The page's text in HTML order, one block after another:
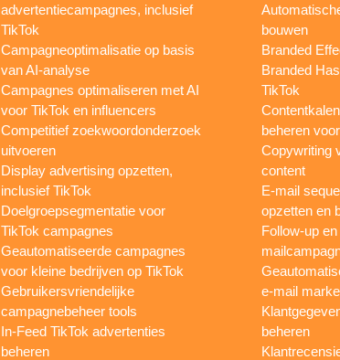
advertentiecampagnes, inclusief
TikTok
Campagneoptimalisatie op basis
van AI-analyse
Campagnes optimaliseren met AI
voor TikTok en influencers
Competitief zoekwoordonderzoek
uitvoeren
Display advertising opzetten,
inclusief TikTok
Doelgroepsegmentatie voor
TikTok campagnes
Geautomatiseerde campagnes
voor kleine bedrijven op TikTok
Gebruikersvriendelijke
campagnebeheer tools
In-Feed TikTok advertenties
beheren
bouwen
Branded
Branded
TikTok
beheren
Copywriting
content
E-mail
opzetten en
Follow-up
e-mail
beheren